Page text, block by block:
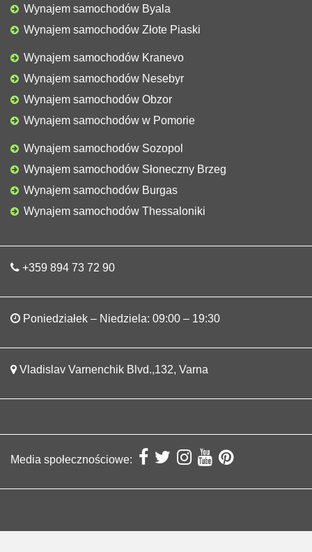
Wynajem samochodów Byala
Wynajem samochodów Złote Piaski
Wynajem samochodów Kranevo
Wynajem samochodów Nesebyr
Wynajem samochodów Obzor
Wynajem samochodów w Pomorie
Wynajem samochodów Sozopol
Wynajem samochodów Słoneczny Brzeg
Wynajem samochodów Burgas
Wynajem samochodów Thessaloniki
+359 894 73 72 90
Poniedziałek – Niedziela: 09:00 – 19:30
Vladislav Varnenchik Blvd.,132, Varna
Media społecznościowe: